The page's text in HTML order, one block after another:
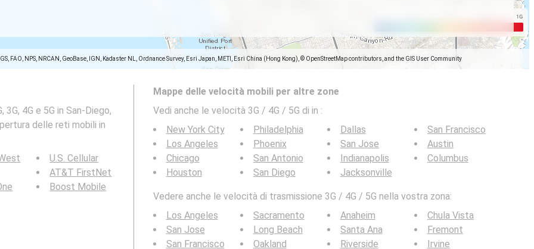
FAO, NPS, NRCAN, GeoBase, IGN, Kadaster NL, Ordnance Survey, Esri Japan, METI, Esri China (Hong Kong), © OpenStreetMap contributors, and the GIS User Community
4G e 5G in San-Diego,
delle reti mobili in
U.S. Cellular
AT&T FirstNet
Boost Mobile
Mappe delle velocità mobili per altre zone
Vedi anche le velocità 3G / 4G / 5G di in :
New York City
Los Angeles
Chicago
Houston
Philadelphia
Phoenix
San Antonio
San Diego
Dallas
San Jose
Indianapolis
Jacksonville
San Francisco
Austin
Columbus
Vedere anche le velocità di trasmissione 3G / 4G / 5G nella vostra zona:
Los Angeles
San Jose
San Francisco
Sacramento
Long Beach
Oakland
Anaheim
Santa Ana
Riverside
Chula Vista
Fremont
Irvine